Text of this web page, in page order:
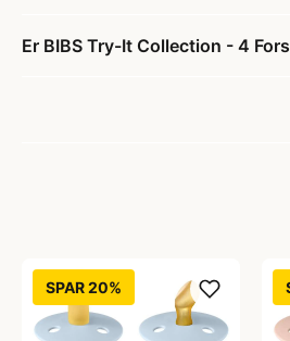
Er BIBS Try-It Collection - 4
SPAR 20%